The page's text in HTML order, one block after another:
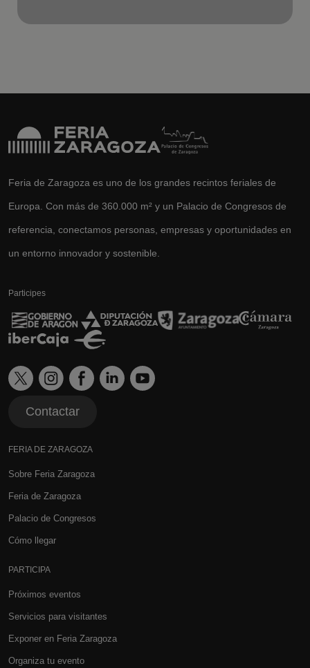
Feria de Zaragoza es uno de los grandes recintos feriales de
Europa. Con más de 360.000 m² y un Palacio de Congresos de
referencia, conectamos personas, empresas y oportunidades en
un entorno innovador y sostenible.
Participes
Contactar
FERIA DE ZARAGOZA
Sobre Feria Zaragoza
Feria de Zaragoza
Palacio de Congresos
Cómo llegar
PARTICIPA
Próximos eventos
Servicios para visitantes
Exponer en Feria Zaragoza
Organiza tu evento